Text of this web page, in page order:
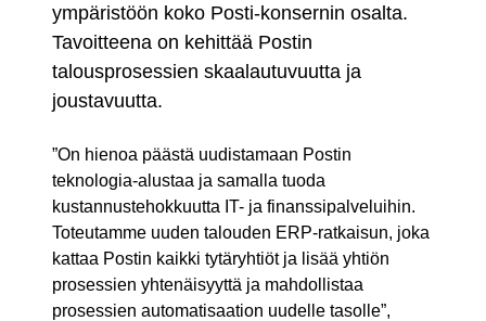
ympäristöön koko Posti-konsernin osalta.
Tavoitteena on kehittää Postin
talousprosessien skaalautuvuutta ja
joustavuutta.
”On hienoa päästä uudistamaan Postin
teknologia-alustaa ja samalla tuoda
kustannustehokkuutta IT- ja finanssipalveluihin.
Toteutamme uuden talouden ERP-ratkaisun, joka
kattaa Postin kaikki tytäryhtiöt ja lisää yhtiön
prosessien yhtenäisyyttä ja mahdollistaa
prosessien automatisaation uudelle tasolle”,